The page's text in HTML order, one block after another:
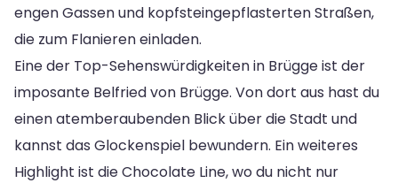
engen Gassen und kopfsteingepflasterten Straßen,
die zum Flanieren einladen.
Eine der Top-Sehenswürdigkeiten in Brügge ist der
imposante Belfried von Brügge. Von dort aus hast du
einen atemberaubenden Blick über die Stadt und
kannst das Glockenspiel bewundern. Ein weiteres
Highlight ist die Chocolate Line, wo du nicht nur